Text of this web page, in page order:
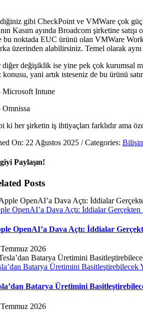
gibi CheckPoint ve VMWare çok
Kasım ayında Broadcom şirketine
bu noktada EUC ürünü olan VMWare
üzerinden alabilirsiniz. Temel olarak
değişiklik ise yine pek çok kurumsal
konusu, yani artık isteseniz de bu ürünü
Microsoft Intune
Omnissa
ki her şirketin iş ihtiyaçları farklıdır ama
On: 22 Ağustos 2025/Categories:
Paylaşın!
Posts
OpenAI’a Dava Açtı: İddialar Gerçekten
OpenAI’a Dava Açtı: İddialar
2026
Batarya Üretimini Basitleştirebilecek
Batarya Üretimini
2026